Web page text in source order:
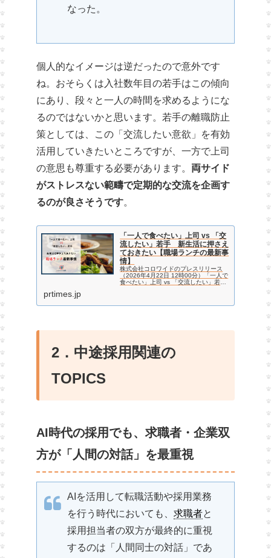
なった。
個人的なイメージは逆だったので意外です
ね。おそらくは入社数年目の若手はこの傾向
にあり、段々と一人の時間を求めるようにな
るのではないかと思います。若手の離職防止
策としては、この「交流したい意欲」を有効
活用していきたいところですが、一方で上司
の意思も尊重する必要があります。 両サイド
がストレスない範疇で定期的な交流を企画す
るのが良さそうです。
「一人で食べたい」上司 vs 「交
流したい」若手 新生活に押さえ
ておきたい【職場ランチの最新事
情】
株式会社コロワイドのプレスリリース
（2026年4月22日 12時00分）「一人で
食べたい」上司 vs 「交流したい」若
prtimes.jp
2．中途採用関連の
TOPICS
AI時代の採用でも、求職者・企業双
方が「人間の対話」を最重視
AIを活用して転職活動や採用業務
を行う時代においても、 求職者と
採用担当者の双方が最終的に重視
するのは「人間同士の対話」であ